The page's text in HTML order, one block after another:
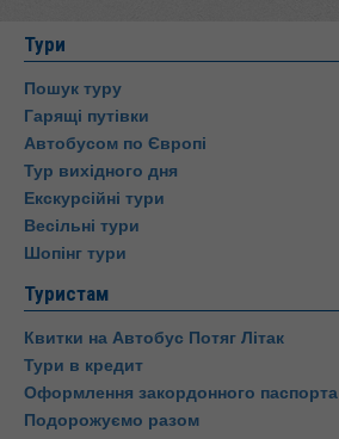
Тури
Пошук туру
Гарящі путівки
Автобусом по Європі
Тур вихідного дня
Екскурсійні тури
Весільні тури
Шопінг тури
Туристам
Квитки на Автобус Потяг Літак
Тури в кредит
Оформлення закордонного паспорта
Подорожуємо разом